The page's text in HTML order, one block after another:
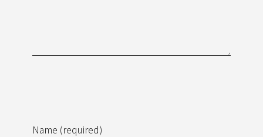
Name (required)